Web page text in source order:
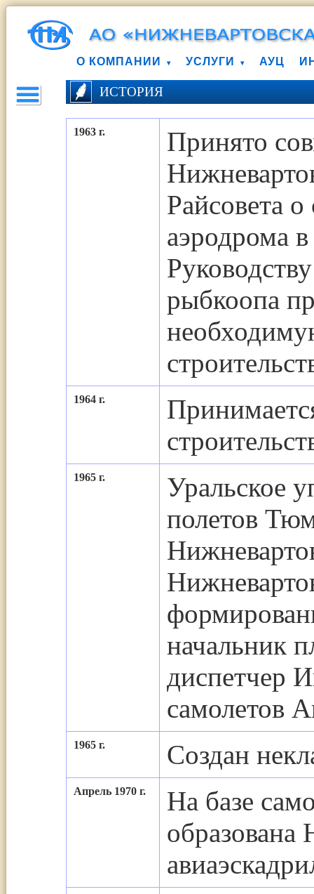
О КОМПАНИИ УСЛУГИ АУЦ
ИСТОРИЯ
1963 г.
Принято
Райсовета о
аэродрома
рыбкоопа
1964 г.
1965 г.
Уральское
полетов
начальник
диспетчер
самолетов
1965 г. Создан
Апрель 1970 г.
На базе
образована